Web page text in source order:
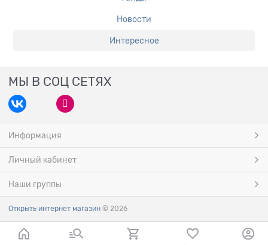
Новости
Интересное
МЫ В СОЦ СЕТЯХ
Информация
Личный кабинет
Наши группы
Открыть интернет магазин © 2026